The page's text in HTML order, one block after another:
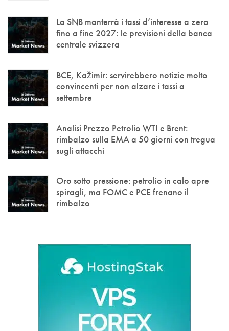
La SNB manterrà i tassi d’interesse a zero
fino a fine 2027: le previsioni della banca
centrale svizzera
BCE, Kažimír: servirebbero notizie molto
convincenti per non alzare i tassi a
settembre
Analisi Prezzo Petrolio WTI e Brent:
rimbalzo sulla EMA a 50 giorni con tregua
sugli attacchi
Oro sotto pressione: petrolio in calo apre
spiragli, ma FOMC e PCE frenano il
rimbalzo